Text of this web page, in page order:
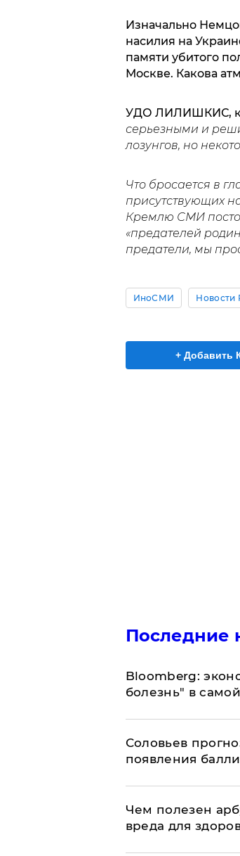
Изначально
насилия на
памяти убитого
Москве. Какова
УДО ЛИЛИШКИС,
серьезными и
лозунгов, но
Что бросается в
присутствующих
Кремлю СМИ
«предателей
предатели, мы
ИноСМИ Новости
+ Добавить
Последние
Bloomberg:
болезнь" в
Соловьев
появления
Чем полезен
вреда для